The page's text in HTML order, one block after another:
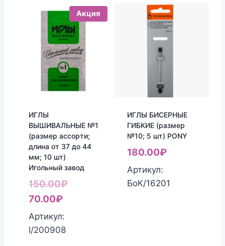
Акция
ИГЛЫ
ВЫШИВАЛЬНЫЕ №1
(размер ассорти;
длина от 37 до 44
мм; 10 шт)
Игольный завод
150.00₽Первоначальная
70.00₽Текущая
цена:
70.00₽.
Артикул:
I/200908
ИГЛЫ БИСЕРНЫЕ
ГИБКИЕ (размер
№10; 5 шт) PONY
180.00₽
Артикул:
БоК/16201